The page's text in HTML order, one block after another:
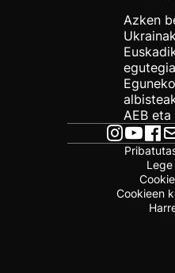
Azken
Eguneko
AEB eta
Lege
Cookieen